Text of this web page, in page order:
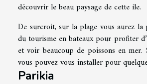
découvrir le beau paysage de cette ile.
De surcroit, sur la plage vous aurez
du tourisme en bateaux pour profiter
et voir beaucoup de poissons en mer.
vous pouvez vous installer pour
Parikia